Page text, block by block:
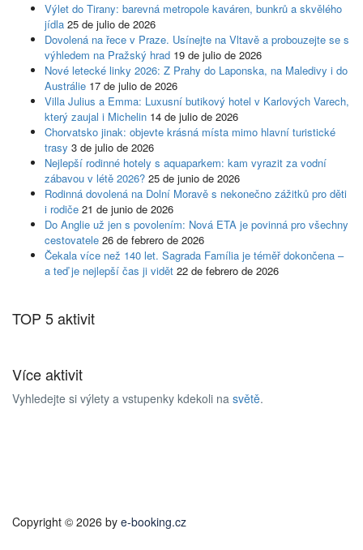
Výlet do Tirany: barevná metropole kaváren, bunkrů a skvělého
jídla 25 de julio de 2026
Dovolená na řece v Praze. Usínejte na Vltavě a probouzejte se s
výhledem na Pražský hrad 19 de julio de 2026
Nové letecké linky 2026: Z Prahy do Laponska, na Maledivy i do
Austrálie 17 de julio de 2026
Villa Julius a Emma: Luxusní butikový hotel v Karlových Varech,
který zaujal i Michelin 14 de julio de 2026
Chorvatsko jinak: objevte krásná místa mimo hlavní turistické
trasy 3 de julio de 2026
Nejlepší rodinné hotely s aquaparkem: kam vyrazit za vodní
zábavou v létě 2026? 25 de junio de 2026
Rodinná dovolená na Dolní Moravě s nekonečno zážitků pro děti
i rodiče 21 de junio de 2026
Do Anglie už jen s povolením: Nová ETA je povinná pro všechny
cestovatele 26 de febrero de 2026
Čekala více než 140 let. Sagrada Família je téměř dokončena –
a teď je nejlepší čas ji vidět 22 de febrero de 2026
TOP 5 aktivit
Více aktivit
Vyhledejte si výlety a vstupenky kdekoli na světě.
Copyright © 2026 by e-booking.cz